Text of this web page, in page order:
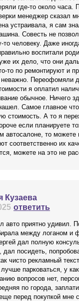
где-то около часа.
менеджер сказал
устраивала, я сам
Совесть не
то человеку. Даже
воспитали
их дело, что они
то по ремонтируют и
Переофомяли
я оплатил
обычное. Ничего
Самое главное
стоимость. А то я
если планируете
автосалоне, то можете
соответственно их
можете на это не
Кузаева
ответить
авто приятно удивил.
между логаном и
дал полную
посидеть,
чисто рекламный
парковаться, у
вопросов нет,
по города,
перед покупкой мне